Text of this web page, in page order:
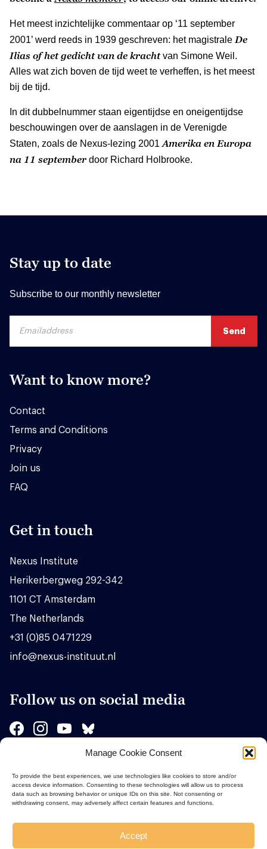
Manage Cookie Consent
To provide the best experiences, we use technologies like cookies to store and/or
access device information. Consenting to these technologies will allow us to process
data such as browsing behavior or unique IDs on this site. Not consenting or
withdrawing consent, may adversely affect certain features and functions.
Accept
Het meest inzichtelijke commentaar op ‘11 september
2001’ werd reeds in 1939 geschreven: het magistrale De
Ilias of het gedicht van de krachtvan Simone Weil.
Alles wat zich boven de tijd weet te verheffen, is het meest
bij de tijd.
In dit dubbelnummer staan eigentijdse en oneigentijdse
beschouwingen over de aanslagen in de Verenigde
Staten, zoals de Nexus-lezing 2001 Amerika en Europa
na 11 september door Richard Holbrooke.
Stay up to date
Subscribe to our monthly newsletter
Want to know more?
Contact
Terms and Conditions
Privacy
Join us
FAQ
Get in touch
Nexus Institute
Herikerbergweg 292-342
1101 CT Amsterdam
The Netherlands
+31 (0)85 0471229
info@nexus-instituut.nl
Follow us on social media